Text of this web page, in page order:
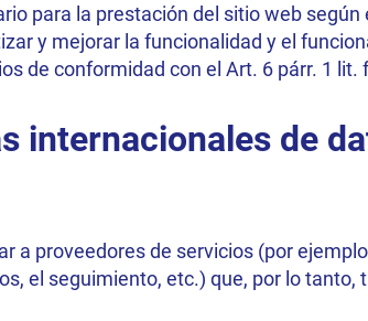
para la prestación del sitio web según
y mejorar la funcionalidad y el
de conformidad con el Art. 6 párr. 1 lit. f
internacionales de
a proveedores de servicios (por
el seguimiento, etc.) que, por lo tanto,